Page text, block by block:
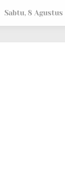
Sabtu, 8 Agustus